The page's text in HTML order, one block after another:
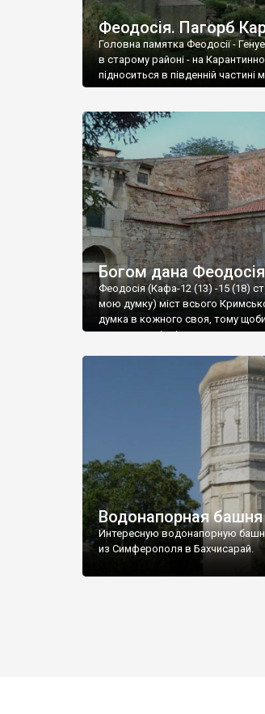
Феодосія. Пагорб
Головна памятка Феодосії -
в старому районі - на
підноситься в південній частині
Богом дана
Феодосія (Кафа-12 (13) -15 (18)
мою думку) міст всього
думка в кожного своя, тому щоби
запрошую відвідати це
Водонапорная
Интересную водонапорную
из Симферополя в Бахчисарай.